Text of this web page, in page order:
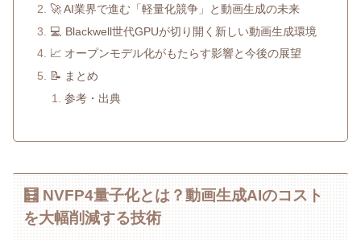
🚀 AI業界で進む「軽量化競争」と動画生成の未来
💻 Blackwell世代GPUが切り開く新しい動画生成環境
📈 オープンモデル化がもたらす影響と今後の展望
📝 まとめ
参考・出典
🧮 NVFP4量子化とは？動画生成AIのコスト
を大幅削減する技術